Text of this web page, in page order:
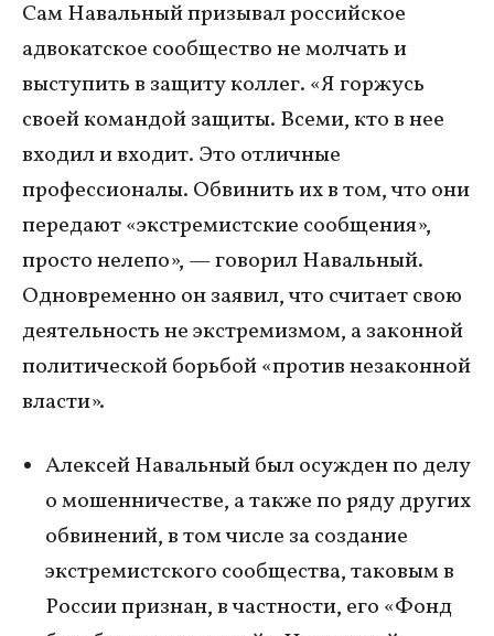
Сам Навальный призывал российское
адвокатское сообщество не молчать и
выступить в защиту коллег. «Я горжусь
своей командой защиты. Всеми, кто в нее
входил и входит. Это отличные
профессионалы. Обвинить их в том, что они
передают «экстремистские сообщения»,
просто нелепо», — говорил Навальный.
Одновременно он заявил, что считает свою
деятельность не экстремизмом, а законной
политической борьбой «против незаконной
власти».
Алексей Навальный был осужден по делу
о мошенничестве, а также по ряду других
обвинений, в том числе за создание
экстремистского сообщества, таковым в
России признан, в частности, его «Фонд